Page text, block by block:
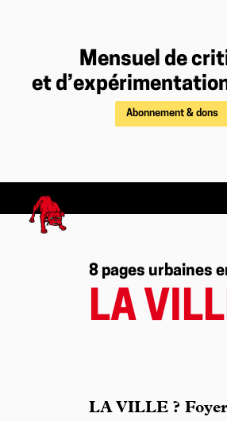
Mensuel de
et
Abonnement & dons
8 pages urbaines
LA
LA VILLE ?